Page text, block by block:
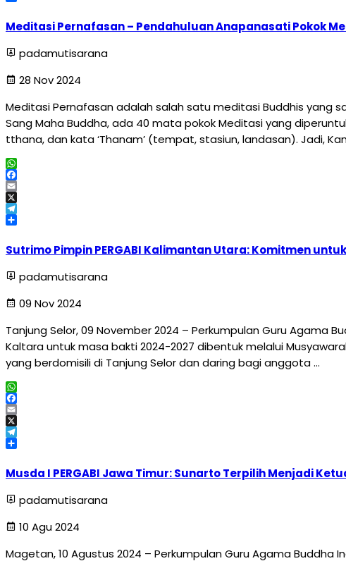
Meditasi Pernafasan – Pendahuluan Anapanasati Pokok
padamutisarana
28 Nov 2024
Meditasi Pernafasan adalah salah satu meditasi Buddhis yang
Sang Maha Buddha, ada 40 mata pokok Meditasi yang
tthana, dan kata ‘Thanam’ (tempat, stasiun, landasan). Jadi,
WhatsApp
Facebook
Email
X
Telegram
Sutrimo Pimpin PERGABI Kalimantan Utara: Komitmen
padamutisarana
09 Nov 2024
Tanjung Selor, 09 November 2024 – Perkumpulan Guru Agama
Kaltara untuk masa bakti 2024-2027 dibentuk melalui
yang berdomisili di Tanjung Selor dan daring bagi anggota …
WhatsApp
Facebook
Email
X
Telegram
Musda I PERGABI Jawa Timur: Sunarto Terpilih Menjadi
padamutisarana
10 Agu 2024
Magetan, 10 Agustus 2024 – Perkumpulan Guru Agama Buddha